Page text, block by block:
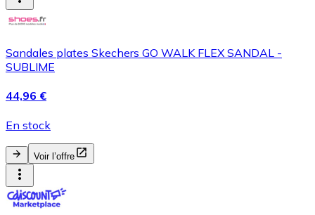
Sandales plates Skechers GO WALK FLEX SANDAL -
SUBLIME
44,96 €
En stock
Voir l’offre